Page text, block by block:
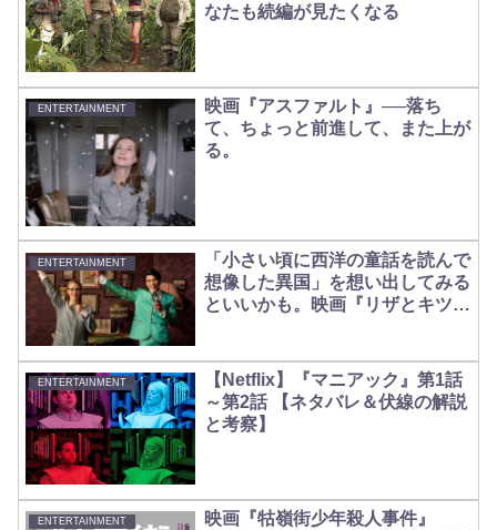
なたも続編が見たくなる
ENTERTAINMENT
映画『アスファルト』──落ち
て、ちょっと前進して、また上が
る。
ENTERTAINMENT
「小さい頃に西洋の童話を読んで
想像した異国」を想い出してみる
といいかも。映画『リザとキツネ
ENTERTAINMENT
【Netflix】『マニアック』第1話
～第2話 【ネタバレ＆伏線の解説
と考察】
ENTERTAINMENT
映画『牯嶺街少年殺人事件』